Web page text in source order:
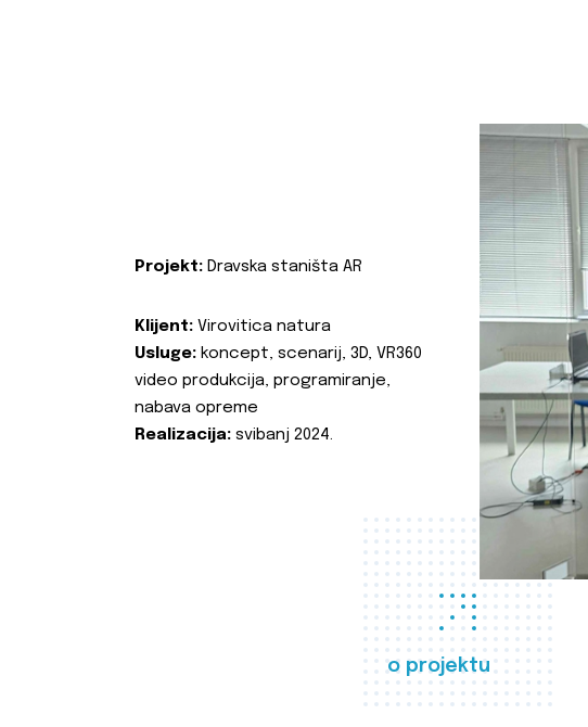
o projektu
Projekt: Dravska staništa AR
Klijent: Virovitica natura
Usluge: koncept, scenarij, 3D, VR360
video produkcija, programiranje,
nabava opreme
Realizacija: svibanj 2024.